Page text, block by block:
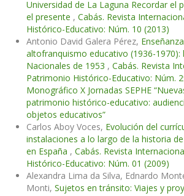
Universidad de La Laguna Recordar el
el presente , Cabás. Revista
Histórico-Educativo: Núm. 10 (2013)
Antonio David Galera Pérez,
altofranquismo educativo (1936-1970):
Nacionales de 1953 , Cabás. Revista
Patrimonio Histórico-Educativo: Núm.
Monográfico X Jornadas SEPHE
patrimonio histórico-educativo:
objetos educativos”
Carlos Aboy Voces, Evolución del
instalaciones a lo largo de la historia
en España , Cabás. Revista
Histórico-Educativo: Núm. 01 (2009)
Alexandra Lima da Silva, Ednardo
Monti, Sujetos en tránsito: Viajes y